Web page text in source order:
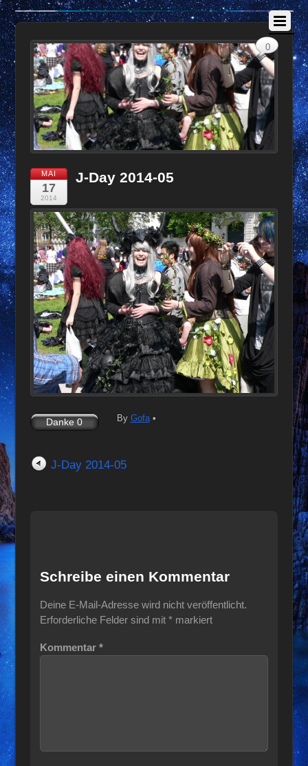
MAI
17
2014
J-Day 2014-05
By Gofa•
0
J-Day 2014-05
Schreibe einen Kommentar
Deine E-Mail-Adresse wird nicht veröffentlicht.
Erforderliche Felder sind mit *markiert
Kommentar *